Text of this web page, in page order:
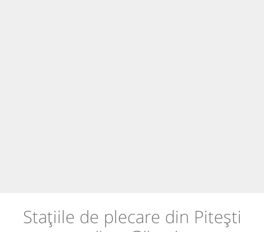
Stațiile de plecare din Pitești